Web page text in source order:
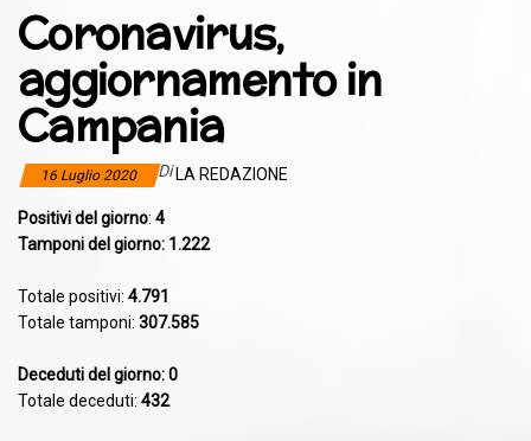
Coronavirus,
aggiornamento in
Campania
16 Luglio 2020 Di LA REDAZIONE
Positivi del giorno: 4
Tamponi del giorno: 1.222
Totale positivi: 4.791
Totale tamponi: 307.585
​Deceduti del giorno: 0
Totale deceduti: 432